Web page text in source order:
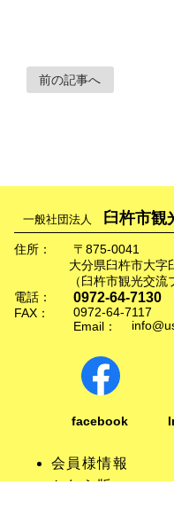
前の記事へ
一般社団法人 臼杵市観
住所：
〒875-0041
大分県臼杵市大字
（臼杵市観光交流
電話：
0972-64-7130
FAX：
0972-64-7117
Email：
facebook
会員様情報
かわら版